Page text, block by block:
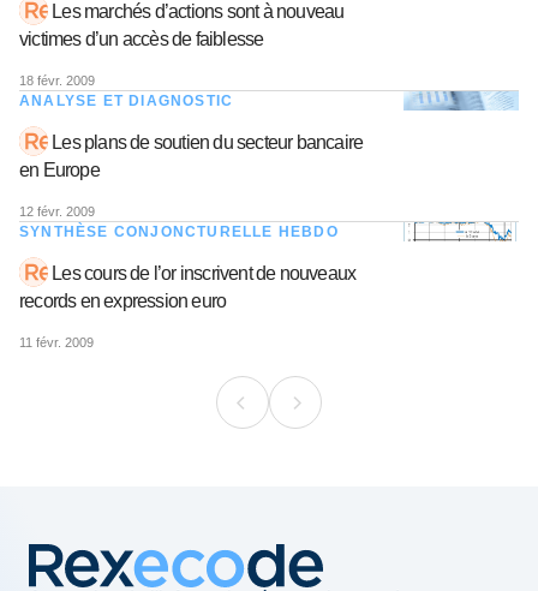
Les marchés d’actions sont à nouveau
victimes d’un accès de faiblesse
18 févr. 2009
ANALYSE ET DIAGNOSTIC
Les plans de soutien du secteur bancaire
en Europe
12 févr. 2009
SYNTHÈSE CONJONCTURELLE HEBDO
Les cours de l’or inscrivent de nouveaux
records en expression euro
11 févr. 2009